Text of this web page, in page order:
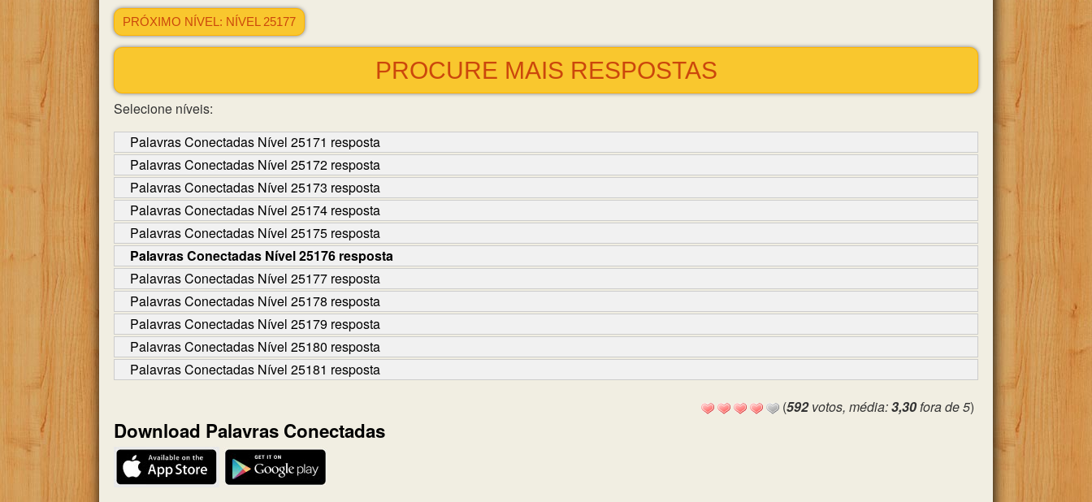
PRÓXIMO NÍVEL: NÍVEL 25177
PROCURE MAIS RESPOSTAS
Selecione níveis:
Palavras Conectadas Nível 25171 resposta
Palavras Conectadas Nível 25172 resposta
Palavras Conectadas Nível 25173 resposta
Palavras Conectadas Nível 25174 resposta
Palavras Conectadas Nível 25175 resposta
Palavras Conectadas Nível 25176 resposta
Palavras Conectadas Nível 25177 resposta
Palavras Conectadas Nível 25178 resposta
Palavras Conectadas Nível 25179 resposta
Palavras Conectadas Nível 25180 resposta
Palavras Conectadas Nível 25181 resposta
(592votos, média:3,30fora de 5)
Download Palavras Conectadas